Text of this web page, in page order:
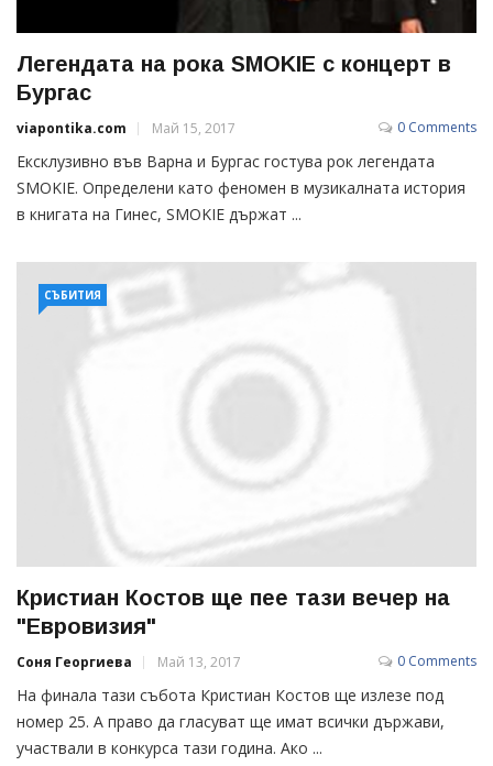
Легендата на рока SMOKIE с концерт в
Бургас
viapontika.com Май 15, 2017 0 Comments
Ексклузивно във Варна и Бургас гостува рок легендата
SMOKIE. Определени като феномен в музикалната история
в книгата на Гинес, SMOKIE държат ...
СЪБИТИЯ
Кристиан Костов ще пее тази вечер на
"Евровизия"
Соня Георгиева Май 13, 2017 0 Comments
На финала тази събота Кристиан Костов ще излезе под
номер 25. А право да гласуват ще имат всички държави,
участвали в конкурса тази година. Ако ...